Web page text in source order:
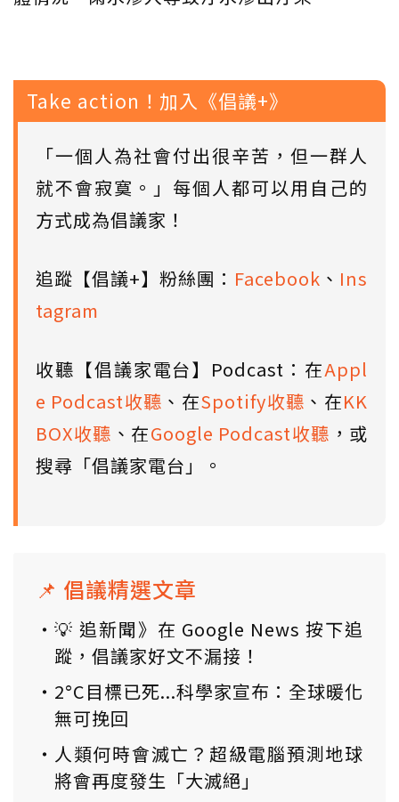
Take action！加入《倡議+》
「一個人為社會付出很辛苦，但一群人
就不會寂寞。」每個人都可以用自己的
方式成為倡議家！
追蹤【倡議+】粉絲團： Facebook 、 Ins
tagram
收聽【倡議家電台】Podcast：在Appl
e Podcast收聽 、在Spotify收聽 、在KK
BOX收聽 、在Google Podcast收聽 ，或
搜尋「倡議家電台」。
📌 倡議精選文章
💡 追新聞》在 Google News 按下追
蹤，倡議家好文不漏接！
2°C目標已死...科學家宣布：全球暖化
無可挽回
人類何時會滅亡？超級電腦預測地球
將會再度發生「大滅絕」